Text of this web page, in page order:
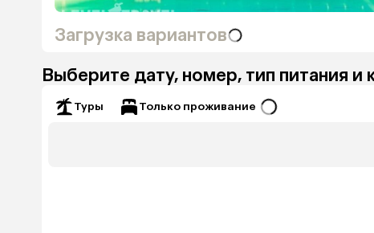
Загрузка вариантов
Выберите дату, номер, тип питания и
Туры Только проживание